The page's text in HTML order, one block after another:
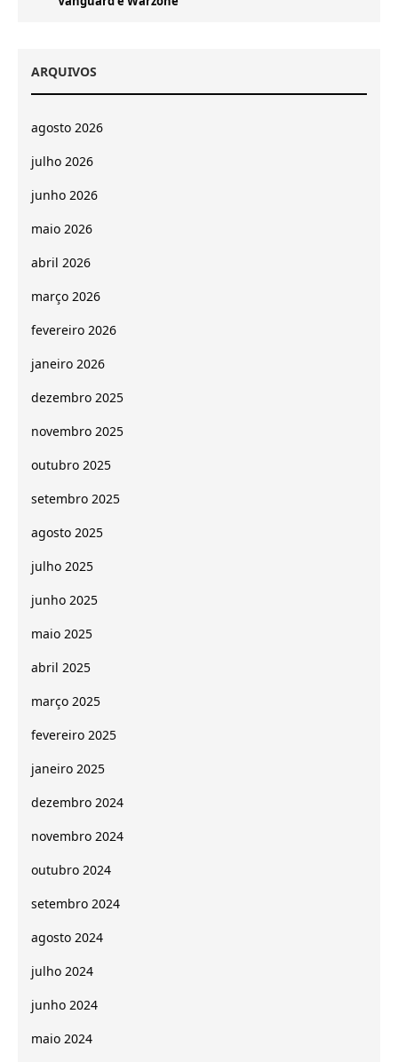
ARQUIVOS
agosto 2026
julho 2026
junho 2026
maio 2026
abril 2026
março 2026
fevereiro 2026
janeiro 2026
dezembro 2025
novembro 2025
outubro 2025
setembro 2025
agosto 2025
julho 2025
junho 2025
maio 2025
abril 2025
março 2025
fevereiro 2025
janeiro 2025
dezembro 2024
novembro 2024
outubro 2024
setembro 2024
agosto 2024
julho 2024
junho 2024
maio 2024